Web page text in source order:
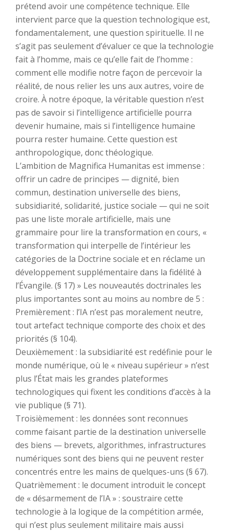
prétend avoir une compétence technique. Elle
intervient parce que la question technologique est,
fondamentalement, une question spirituelle. Il ne
s’agit pas seulement d’évaluer ce que la technologie
fait à l’homme, mais ce qu’elle fait de l’homme :
comment elle modifie notre façon de percevoir la
réalité, de nous relier les uns aux autres, voire de
croire. À notre époque, la véritable question n’est
pas de savoir si l’intelligence artificielle pourra
devenir humaine, mais si l’intelligence humaine
pourra rester humaine. Cette question est
anthropologique, donc théologique.
L’ambition de Magnifica Humanitas est immense :
offrir un cadre de principes — dignité, bien
commun, destination universelle des biens,
subsidiarité, solidarité, justice sociale — qui ne soit
pas une liste morale artificielle, mais une
grammaire pour lire la transformation en cours, «
transformation qui interpelle de l’intérieur les
catégories de la Doctrine sociale et en réclame un
développement supplémentaire dans la fidélité à
l’Évangile. (§ 17) » Les nouveautés doctrinales les
plus importantes sont au moins au nombre de 5 :
Premièrement : l’IA n’est pas moralement neutre,
tout artefact technique comporte des choix et des
priorités (§ 104).
Deuxièmement : la subsidiarité est redéfinie pour le
monde numérique, où le « niveau supérieur » n’est
plus l’État mais les grandes plateformes
technologiques qui fixent les conditions d’accès à la
vie publique (§ 71).
Troisièmement : les données sont reconnues
comme faisant partie de la destination universelle
des biens — brevets, algorithmes, infrastructures
numériques sont des biens qui ne peuvent rester
concentrés entre les mains de quelques-uns (§ 67).
Quatrièmement : le document introduit le concept
de « désarmement de l’IA » : soustraire cette
technologie à la logique de la compétition armée,
qui n’est plus seulement militaire mais aussi